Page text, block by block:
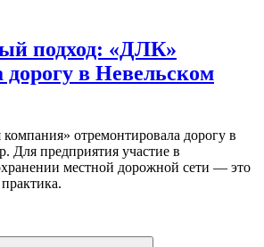
подход: «ДЛК»
дорогу в Невельском
компания» отремонтировала дорогу в
Для предприятия участие в
местной дорожной сети — это